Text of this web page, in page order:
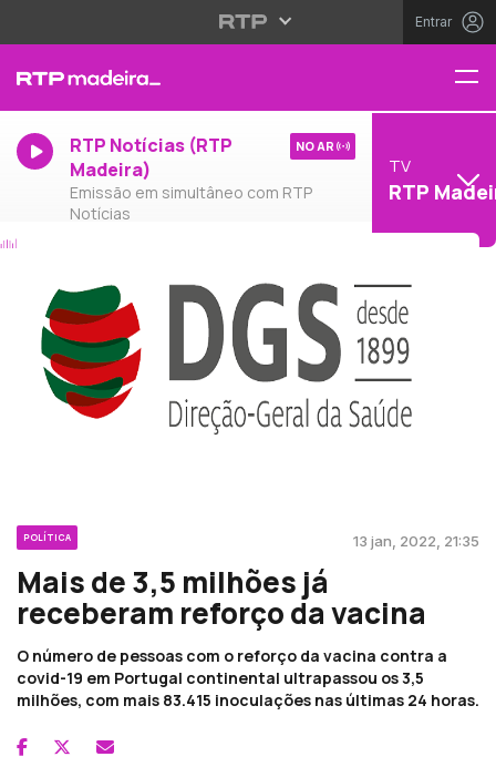
Entrar
RTP Notícias (RTP
Madeira)
Emissão em simultâneo com RTP
Notícias
NO AR
TV
RTP
POLÍTICA 13 jan, 2022, 21:35
Mais de 3,5 milhões já
receberam reforço da vacina
O número de pessoas com o reforço da vacina contra a
covid-19 em Portugal continental ultrapassou os 3,5
milhões, com mais 83.415 inoculações nas últimas 24 horas.